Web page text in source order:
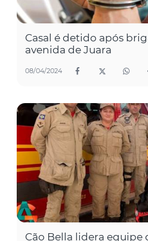
Casal é detido após
avenida de Juara
08/04/2024
Cão Bella lidera equipe